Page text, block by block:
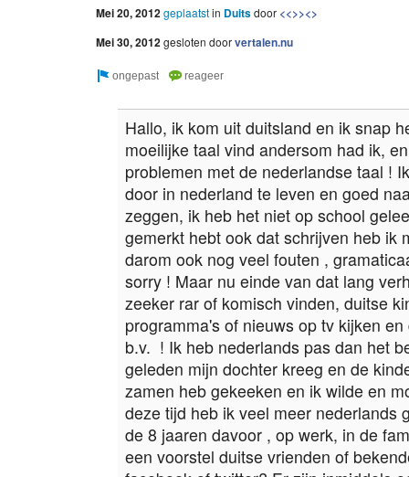
Mei 20, 2012geplaatstin Duitsdoor <<>><>
Mei 30, 2012gesloten doorvertalen.nu
Hallo, ik kom uit duitsland en ik snap
moeilijke taal vind andersom had ik,
problemen met de nederlandse taal !
door in nederland te leven en goed
zeggen, ik heb het niet op school
gemerkt hebt ook dat schrijven heb ik
darom ook nog veel fouten ,
sorry ! Maar nu einde van dat lang
zeeker rar of komisch vinden, duitse
programma's of nieuws op tv kijken
b.v. ! Ik heb nederlands pas dan het
geleden mijn dochter kreeg en de
zamen heb gekeeken en ik wilde en
deze tijd heb ik veel meer nederlands
de 8 jaaren davoor , op werk, in de
een voorstel duitse vrienden of